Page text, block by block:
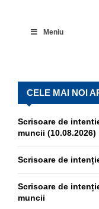
Meniu
CELE MAI NOI
Scrisoare de
muncii (10.08.2026)
Scrisoare de
Scrisoare de
muncii